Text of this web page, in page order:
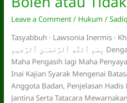
Leave a Comment / Hukum /
Tasyabbuh · Lawsonia Inermis ·
بِسْمِ ٱللَّهِ ٱلرَّحْمَـٰنِ ٱلرَّحِيمِ Dengan nama Allah Yang
Maha Pengasih lagi Maha
Inai Kajian Syarak Mengenai
Anggota Badan, Penjelasan Hadis
Jantina Serta Tatacara